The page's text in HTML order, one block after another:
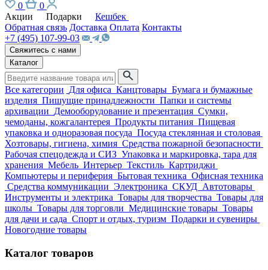
0
0
Акции
Подарки
Кешбек
Обратная связь Доставка Оплата Контакты
+7 (495) 107-99-03
Свяжитесь с нами
Каталог
Все категории Для офиса Канцтовары Бумага и бумажные
изделия Пишущие принадлежности Папки и системы
архивации Демооборудование и презентация Сумки,
чемоданы, кожгалантерея Продукты питания Пищевая
упаковка и одноразовая посуда Посуда стеклянная и столовая
Хозтовары, гигиена, химия Средства пожарной безопасности
Рабочая спецодежда и СИЗ Упаковка и маркировка, тара для
хранения Мебель Интерьер Текстиль Картриджи
Компьютеры и периферия Бытовая техника Офисная техника
Средства коммуникации Электроника СКУД Автотовары
Инструменты и электрика Товары для творчества Товары для
школы Товары для торговли Медицинские товары Товары
для дачи и сада Спорт и отдых, туризм Подарки и сувениры
Новогодние товары
Каталог товаров